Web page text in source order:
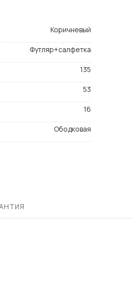
Коричневый
Футляр+салфетка
135
53
16
Ободковая